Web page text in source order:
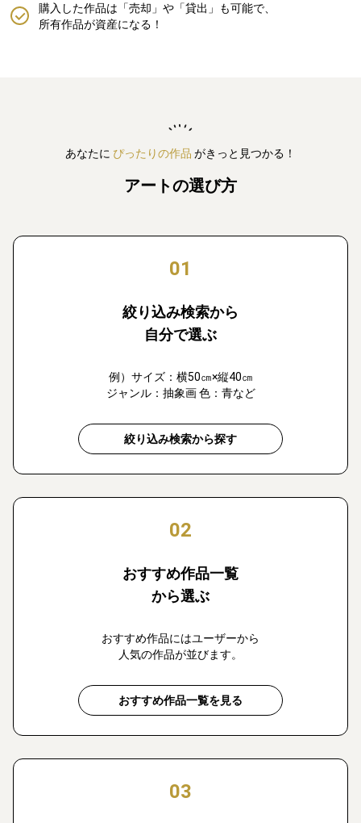
購入した作品は「売却」や「貸出」も可能で、
所有作品が資産になる！
あなたに ぴったりの作品 がきっと見つかる！
アートの選び方
01
絞り込み検索から
自分で選ぶ
例）サイズ：横50㎝×縦40㎝
ジャンル：抽象画 色：青など
絞り込み検索から探す
02
おすすめ作品一覧
から選ぶ
おすすめ作品にはユーザーから
人気の作品が並びます。
おすすめ作品一覧を見る
03